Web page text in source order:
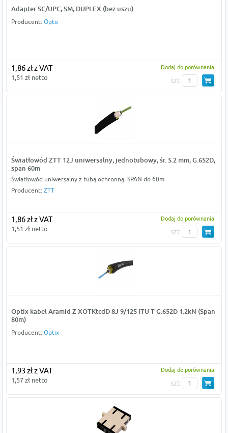
Adapter SC/UPC, SM, DUPLEX (bez uszu)
Producent: Opto
1,86 zł z VAT
1,51 zł netto
Dodaj do porównania
szt
Światłowód ZTT 12J uniwersalny, jednotubowy, śr. 5.2 mm, G.652D,
span 60m
Światłowód uniwersalny z tubą ochronną, SPAN do 60m
Producent: ZTT
1,86 zł z VAT
1,51 zł netto
Dodaj do porównania
szt
Optix kabel Aramid Z-XOTKtcdD 8J 9/125 ITU-T G.652D 1.2kN (Span
80m)
Producent: Optix
1,93 zł z VAT
1,57 zł netto
Dodaj do porównania
szt